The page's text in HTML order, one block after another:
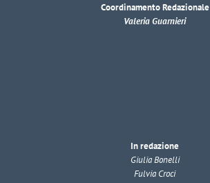
Coordinamento Redazionale
Valeria Guarnieri
In redazione
Giulia Bonelli
Fulvia Croci